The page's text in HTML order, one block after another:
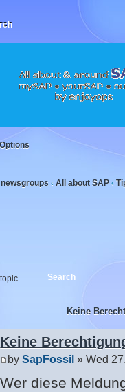
Options
‹ All about SAP ‹
Keine
Keine
bySapFossil » Wed
Wer diese